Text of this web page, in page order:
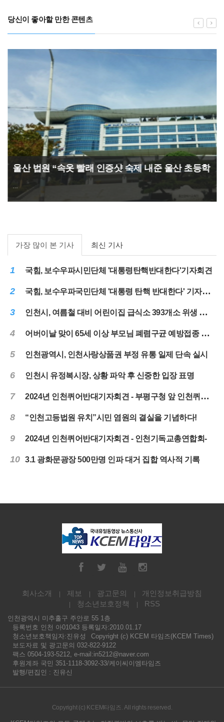
당신이 좋아할 만한 콘텐츠
울산 법원 “속옷 빨래 인증샷 숙제 내준 울산 초등학
교 교사에게 유죄”
...
가장 많이 본 기사 최신 기사
1 국힘, 보수우파시민단체 '대통령탄핵반대한다'기자회견
2 국힘, 보수우파국민단체 '대통령 탄핵 반대한다' 기자회견
3 인천시, 여름철 대비 어린이집 급식소 393개소 위생 점검 실시
4 어버이날 맞이 65세 이상 부모님 폐렴구균 예방접종 당부
5 인천광역시, 인천사랑상품권 부정 유통 일제 단속 실시
6 인천시 유정복시장, 상황 파악 후 신중한 입장 표명
7 2024년 인천퀴어반대기자회견 - 부평구청 앞 인천퀴어대책본부-
8 “인천고등법원 유치”시민 염원의 결실을 기념하다!
9 2024년 인천퀴어반대기자회견 - 인천기독교총연합회-
10 3.1 광화문광장 500만명 인파 대거 집합 역사적 기록
회사소개 제보 광고문의
개인정보취급방침
청소년보호정책
RSS
인천광역시 미추홀구 주안로 55 1층
등록번호 인천 아01043 등록일자:2010.01.17
청소년보호책임자:진유성
Copyright (c) KCEM 타임즈(KCEM Times)
보도자료 및 광고문의 032-822-9122
팩스 0504-193-5212, e-mail:in5212@naver.com
후원계좌 국민 351-1118-3092-33/케이씨이엠타임즈
발행/편집인 : 진유신
Copyright (c) KCEM타임즈. All rights reserved.